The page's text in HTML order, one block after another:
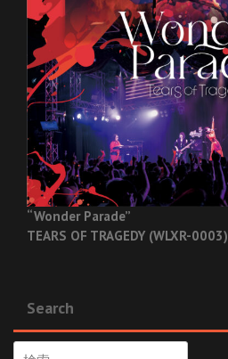
“Wonder Parade”
TEARS OF TRAGEDY (WLXR-0003)
Search